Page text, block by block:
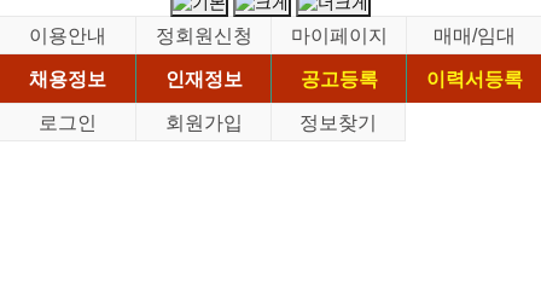
이용안내 정회원신청 마이페이지
매매/임대
채용정보
인재정보 공고등록
이력서등록
로그인
회원가입 정보찾기